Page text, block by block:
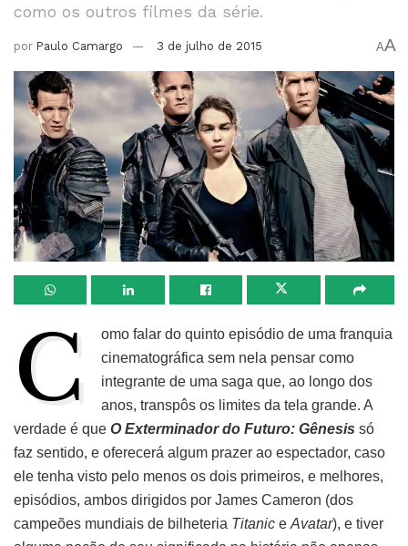
como os outros filmes da série.
por Paulo Camargo 3 de julho de 2015 AA
C
omo falar do quinto episódio de uma franquia
cinematográfica sem nela pensar como
integrante de uma saga que, ao longo dos
anos, transpôs os limites da tela grande. A
verdade é que O Exterminador do Futuro: Gênesis só
faz sentido, e oferecerá algum prazer ao espectador, caso
ele tenha visto pelo menos os dois primeiros, e melhores,
episódios, ambos dirigidos por James Cameron (dos
campeões mundiais de bilheteria Titanic e Avatar), e tiver